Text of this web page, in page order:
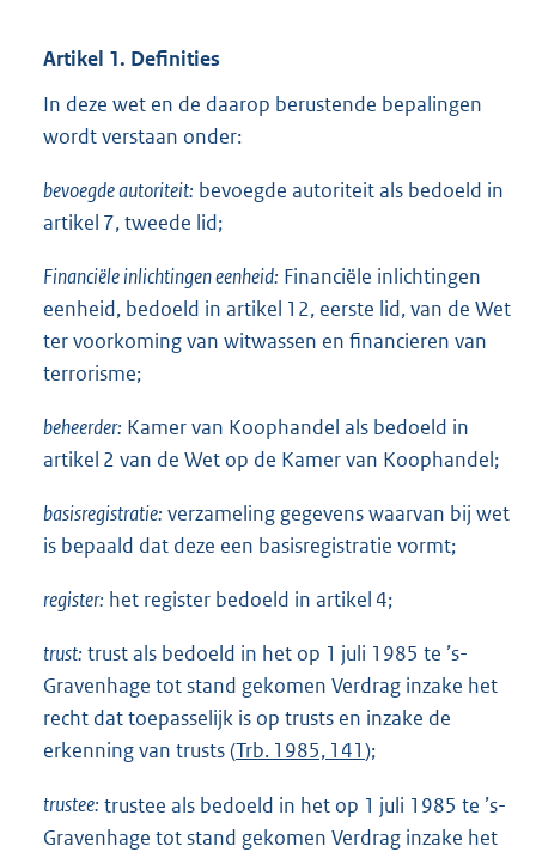
Artikel 1. Definities
In deze wet en de daarop berustende bepalingen
wordt verstaan onder:
bevoegde autoriteit: bevoegde autoriteit als bedoeld in
artikel 7, tweede lid;
Financiële inlichtingen eenheid: Financiële inlichtingen
eenheid, bedoeld in artikel 12, eerste lid, van de Wet
ter voorkoming van witwassen en financieren van
terrorisme;
beheerder: Kamer van Koophandel als bedoeld in
artikel 2 van de Wet op de Kamer van Koophandel;
basisregistratie: verzameling gegevens waarvan bij wet
is bepaald dat deze een basisregistratie vormt;
register: het register bedoeld in artikel 4;
trust: trust als bedoeld in het op 1 juli 1985 te ’s-
Gravenhage tot stand gekomen Verdrag inzake het
recht dat toepasselijk is op trusts en inzake de
erkenning van trusts (Trb. 1985, 141);
trustee: trustee als bedoeld in het op 1 juli 1985 te ’s-
Gravenhage tot stand gekomen Verdrag inzake het